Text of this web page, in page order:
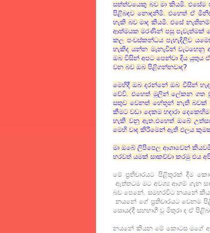
සත්ත්වයෙකු බව මා කියමි. එසේම
පිළිබඳව නොදනිමි. එහෙත් ඒ
හැකි බව මාද කියමි. එසේ
ආත්මයක මරණින් පසු පැවැත්මක්
කල පංචස්කන්ධය පැහැදිලිව
හැකිද යන්න මැනැවින්
ඔබ විසින් අපට පෙන්වා දිය යුතුය
වන බව ඔබ පිළිගන්නවාද?
මෙහිදී ඔබ දරන්නේ ඔබ විසින්
වේවි. එහෙත් මුලින් ලේකන ගත
සතුව වෙනත් හේතූන් නැති බවක්
කීමට වඩා දෙකම හදාරා
හැකි වනු ඇත.එහෙත් ඔබේ
මෙහි වාද කිරීමෙන් ඇති ඵලය
මා ඔබේ ලිපිපෙල ආශාවෙන්
හරවත් යමක් සාකච්චා කරමු එය
මේ ප්‍රතිචාරයට පිළිතුරක් දීම
ඇත්තටම මට අවශ්‍ය ආගම් ගැන
බව පෙනේ. සමහරවිට නයනේ
නයනේ ගේ ප්‍රතිචාරයට වෙනම
සොයද්දී සහභාගී වූ මිතුරා ද ඒ
නයනේ කියන මේ කොටස මගේ